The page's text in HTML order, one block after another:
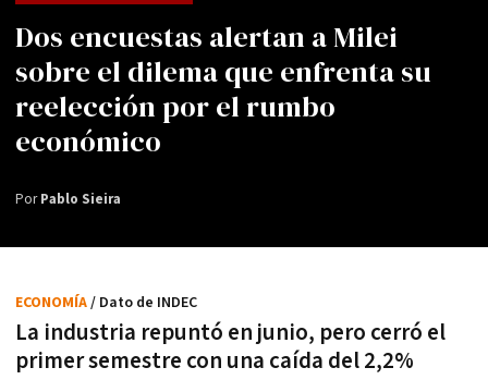
Dos encuestas alertan a Milei
sobre el dilema que enfrenta su
reelección por el rumbo
económico
PorPablo Sieira
La industria repuntó en junio, pero cerró el
primer semestre con una caída del 2,2%
ECONOMÍA/ Dato de INDEC